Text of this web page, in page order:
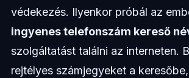
védekezés. Ilyenkor próbál az
ingyenes telefonszám kereső
szolgáltatást találni az interneten.
rejtélyes számjegyeket a